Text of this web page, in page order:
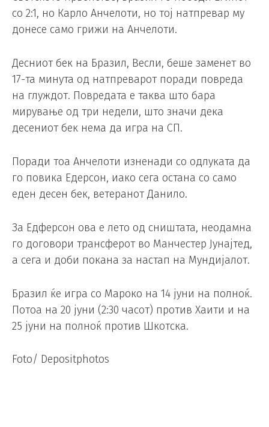
со 2:1, но Карло Анчелоти, но тој натпревар му
донесе само грижи на Анчелоти.
Десниот бек на Бразил, Весли, беше заменет во
17-та минута од натпреварот поради повреда
на глуждот. Повредата е таква што бара
мирување од три недели, што значи дека
десениот бек нема да игра на СП.
Поради тоа Анчелоти изненади со одлуката да
го повика Едерсон, иако сега остана со само
еден десен бек, ветеранот Данило.
За Едферсон ова е лето од сништата, неодамна
го договори трансферот во Манчестер Јунајтед,
а сега и доби покана за настап на Мундијалот.
Бразил ќе игра со Мароко на 14 јуни на полноќ.
Потоа на 20 јуни (2:30 часот) против Хаити и на
25 јуни на полноќ против Шкотска.
Foto/ Depositphotos